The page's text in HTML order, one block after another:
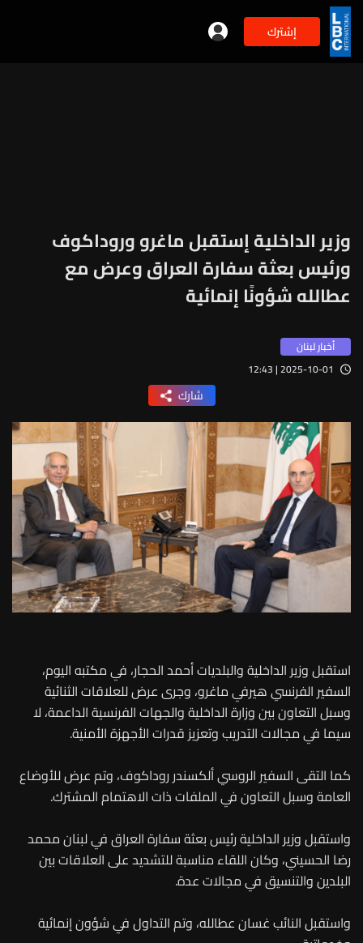
إشترك
وزير الداخلية إستقبل ماغرو وروداكوف
ورئيس بعثة سفارة العراق وعرض مع
عطالله شؤونًا إنمائية
أخبار لبنان
2025-10-01 | 12:43
شارك
استقبل وزير الداخلية والبلديات أحمد الحجار، في مكتبه اليوم،
السفير الفرنسي هيرفي ماغرو، وجرى عرض للعلاقات الثنائية
وسبل التعاون بين وزارة الداخلية والجهات الفرنسية الداعمة، لا
سيما في مجالات التدريب وتعزيز قدرات الأجهزة الأمنية.
كما التقى السفير الروسي ألكسندر روداكوف، وتم عرض للأوضاع
العامة وسبل التعاون في الملفات ذات الاهتمام المشترك.
واستقبل وزير الداخلية رئيس بعثة سفارة العراق في لبنان محمد
رضا الحسيني، وكان اللقاء مناسبة للتشديد على العلاقات بين
البلدين والتنسيق في مجالات عدة.
واستقبل النائب غسان عطالله، وتم التداول في شؤون إنمائية